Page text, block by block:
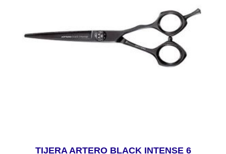
TIJERA ARTERO BLACK INTENSE 6